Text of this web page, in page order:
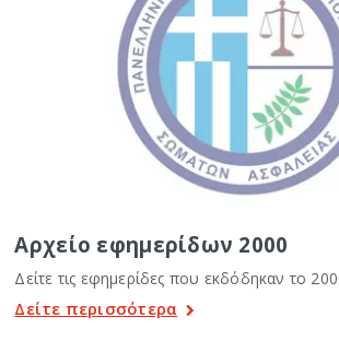
Αρχείο εφημερίδων 2000
Δείτε τις εφημερίδες που εκδόδηκαν το
Δείτε περισσότερα